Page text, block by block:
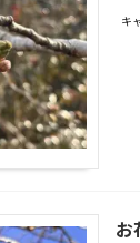
キ
お